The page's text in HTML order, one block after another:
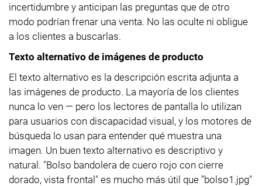
incertidumbre y anticipan las preguntas que de otro
modo podrían frenar una venta. No las oculte ni obligue
a los clientes a buscarlas.
Texto alternativo de imágenes de producto
El texto alternativo es la descripción escrita adjunta a
las imágenes de producto. La mayoría de los clientes
nunca lo ven — pero los lectores de pantalla lo utilizan
para usuarios con discapacidad visual, y los motores de
búsqueda lo usan para entender qué muestra una
imagen. Un buen texto alternativo es descriptivo y
natural. "Bolso bandolera de cuero rojo con cierre
dorado, vista frontal" es mucho más útil que "bolso1.jpg"